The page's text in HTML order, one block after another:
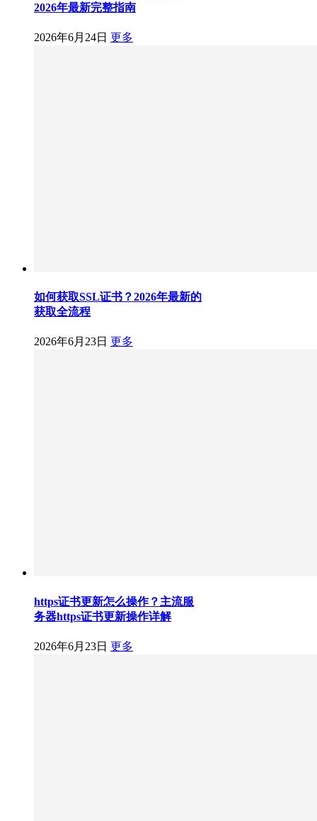
2026年最新完整指南
2026年6月24日 更多
如何获取SSL证书？2026年最新的
获取全流程
2026年6月23日 更多
https证书更新怎么操作？主流服
务器https证书更新操作详解
2026年6月23日 更多